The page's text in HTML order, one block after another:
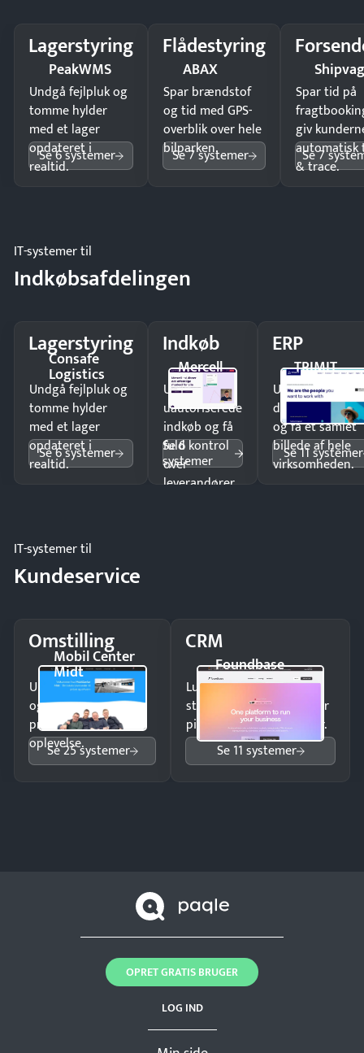
Lagerstyring
PeakWMS
Undgå fejlpluk og
tomme hylder
med et lager
opdateret i
realtid.
Se 6 systemer
Flådestyring
ABAX
Spar brændstof
og tid med GPS-
overblik over hele
bilparken.
Se 7 systemer
Spar tid på
giv
automatisk
& trace.
Se 7
IT-systemer til
Indkøbsafdelingen
Lagerstyring
Consafe
Logistics
Undgå fejlpluk og
tomme hylder
med et lager
opdateret i
realtid.
Se 6 systemer
Indkøb
Mercell
Undgå
uautoriserede
indkøb og få
fuld kontrol
over
leverandører
Se 6
systemer
ERP
TRIMIT
Undgå
og få ét samlet
billede af hele
virksomheden.
Se 11 systemer
IT-systemer til
Kundeservice
Omstilling
Mobil Center
Midt
Undgå tabte opkald
og giv kunderne en
professionel
oplevelse.
Se 25 systemer
CRM
Foundbase
Luk flere salg med et
struktureret overblik over
pipeline og opfølgninger.
Se 11 systemer
LOG IND
OPRET GRATIS BRUGER